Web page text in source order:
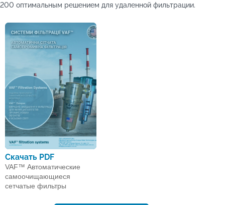
200 оптимальным решением для удаленной фильтрации.
Скачать PDF
VAF™ Автоматические
самоочищающиеся
сетчатые фильтры